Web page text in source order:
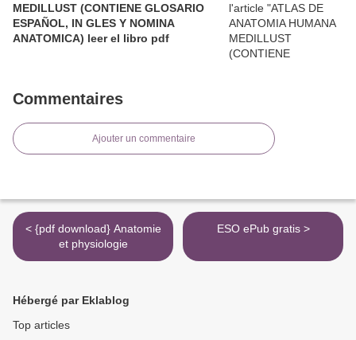
MEDILLUST (CONTIENE GLOSARIO
ESPAÑOL, IN GLES Y NOMINA
ANATOMICA) leer el libro pdf
Commentaires
Ajouter un commentaire
< {pdf download} Anatomie
et physiologie
ESO ePub gratis >
Hébergé par Eklablog
Top articles